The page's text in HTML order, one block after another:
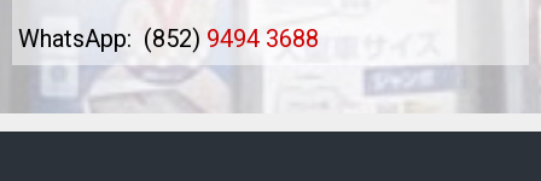
WhatsApp: (852) 9494 3688